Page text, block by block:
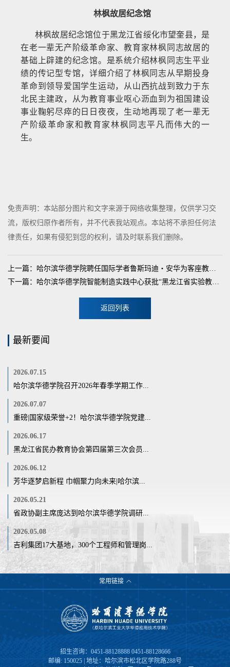
林枫故居纪念馆
林枫故居纪念馆位于黑龙江省绥化市望奎县，是
在老一辈无产阶级革命家、教育家林枫同志故居的
基础上辟建的纪念馆。是系统介绍林枫同志生平业
绩的传记型专馆，详细介绍了林枫同志从早期投身
革命到领导爱国学生运动，从山西抗战到致力于东
北民主建政，从为教育事业呕心沥血到为祖国建设
事业鞠躬尽瘁的日日夜夜，生动地再现了老一辈无
产阶级革命家和教育家林枫同志平凡而伟大的一
生。
免责声明：本站部分图片和文字来源于网络收集整理，仅供学习交
流，版权归原作者所有，并不代表我站观点。本站将不承担任何法
律责任，如果有侵犯到您的权利，请及时联系我们删除。
上一篇：哈尔滨华德学院聘任国际学者鲁斯玛迪・安华为客座教授并举办专题学术讲座
下一篇：哈尔滨华德学院智能制造实践中心获批“黑龙江省实验教学示范中心（培育建设）”
返回列表
最新要闻
2026.07.15
哈尔滨华德学院召开2026年春季学期工作...
2026.07.07
重磅|国家级荣誉+2！哈尔滨华德学院党建...
2026.06.17
黑龙江省民办教育协会第四届第三次会员...
2026.06.12
芳华逐梦启新程 巾帼聚力向未来|哈尔滨...
2026.05.21
省政协副主席庞达到哈尔滨华德学院调研...
2026.05.08
吉利集团17大基地，300个工程师和管理岗...
常用链接
招生咨询：0451-88128888 0451-88128666
邮编: 150025 | 地址：哈尔滨市松北区学院路288号